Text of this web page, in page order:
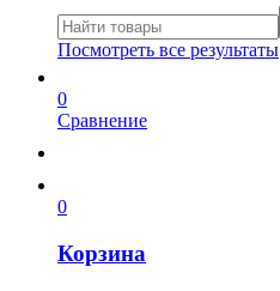
Посмотреть все результаты
0
Сравнение
0
Корзина